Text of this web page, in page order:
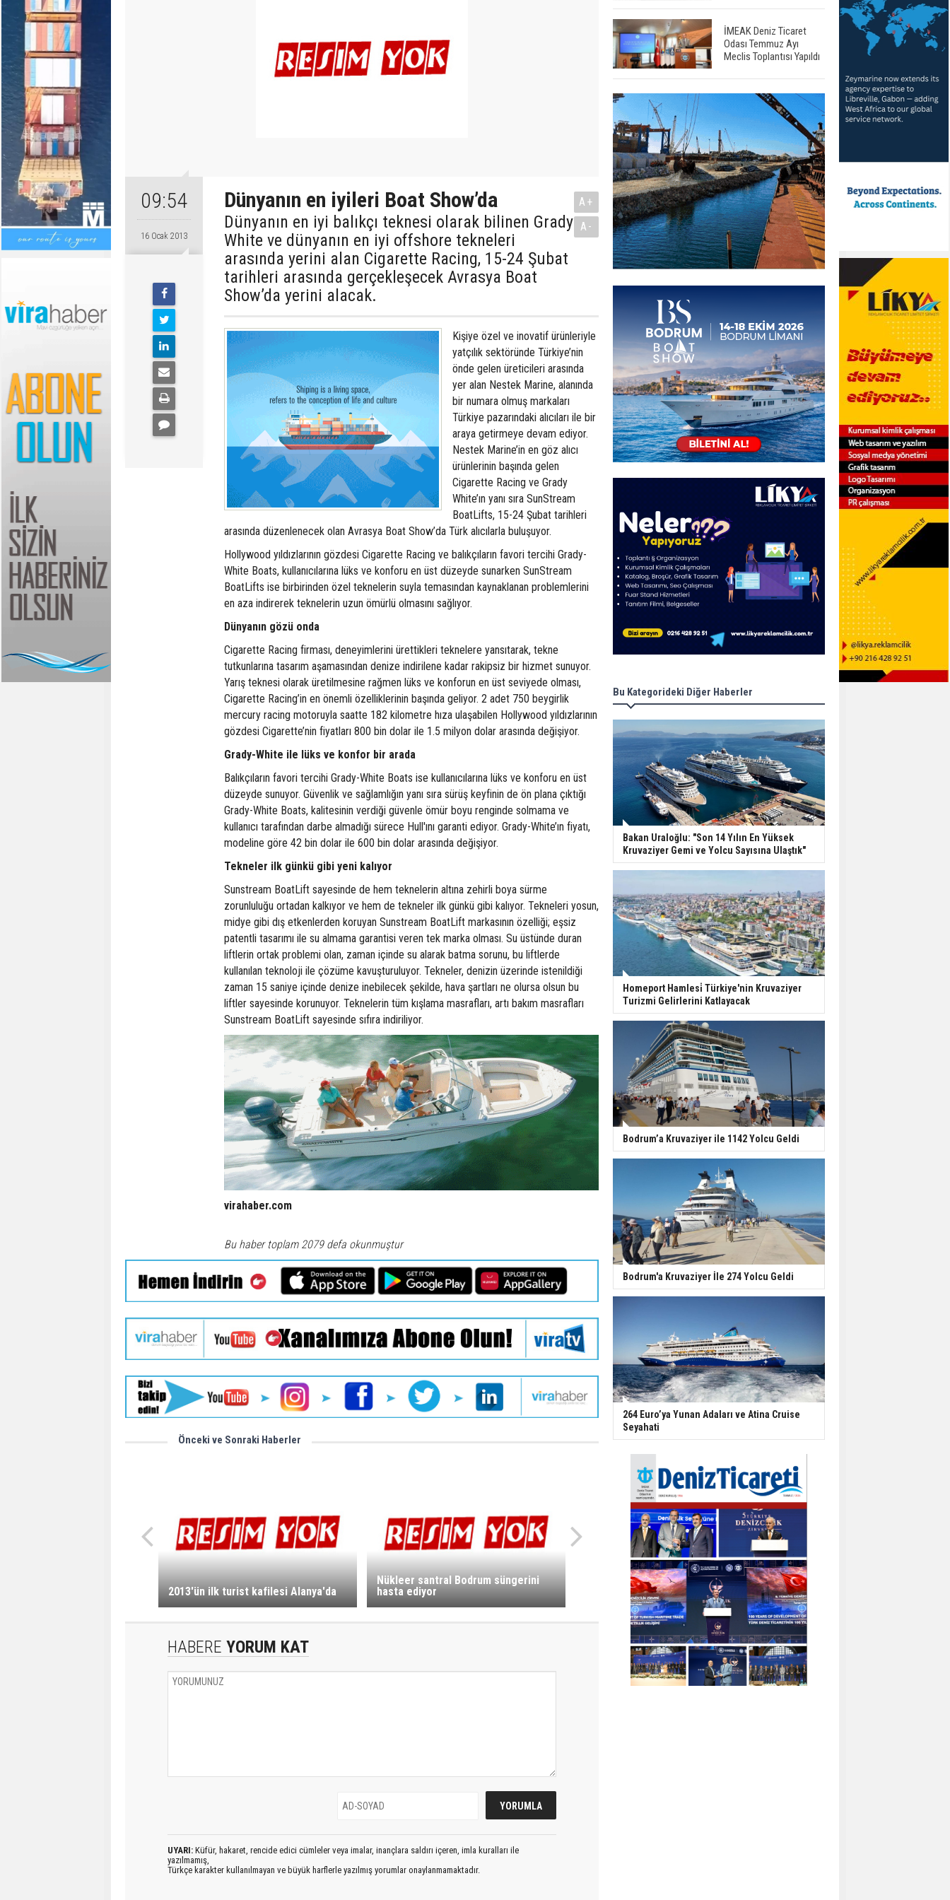
09:54
16 Ocak 2013
Dünyanın en iyileri Boat Show’da
Dünyanın en iyi balıkçı teknesi olarak bilinen Grady
White ve dünyanın en iyi offshore tekneleri
arasında yerini alan Cigarette Racing, 15-24 Şubat
tarihleri arasında gerçekleşecek Avrasya Boat
Show’da yerini alacak.
A+
A-
Kişiye özel ve inovatif ürünleriyle
yatçılık sektöründe Türkiye’nin
önde gelen üreticileri arasında
yer alan Nestek Marine, alanında
bir numara olmuş markaları
Türkiye pazarındaki alıcıları ile bir
araya getirmeye devam ediyor.
Nestek Marine’in en göz alıcı
ürünlerinin başında gelen
Cigarette Racing ve Grady
White’ın yanı sıra SunStream
BoatLifts, 15-24 Şubat tarihleri
arasında düzenlenecek olan Avrasya Boat Show’da Türk alıcılarla buluşuyor.
Hollywood yıldızlarının gözdesi Cigarette Racing ve balıkçıların favori tercihi Grady-
White Boats, kullanıcılarına lüks ve konforu en üst düzeyde sunarken SunStream
BoatLifts ise birbirinden özel teknelerin suyla temasından kaynaklanan problemlerini
en aza indirerek teknelerin uzun ömürlü olmasını sağlıyor.
Dünyanın gözü onda
Cigarette Racing firması, deneyimlerini ürettikleri teknelere yansıtarak, tekne
tutkunlarına tasarım aşamasından denize indirilene kadar rakipsiz bir hizmet sunuyor.
Yarış teknesi olarak üretilmesine rağmen lüks ve konforun en üst seviyede olması,
Cigarette Racing’in en önemli özelliklerinin başında geliyor. 2 adet 750 beygirlik
mercury racing motoruyla saatte 182 kilometre hıza ulaşabilen Hollywood yıldızlarının
gözdesi Cigarette’nin fiyatları 800 bin dolar ile 1.5 milyon dolar arasında değişiyor.
Grady-White ile lüks ve konfor bir arada
Balıkçıların favori tercihi Grady-White Boats ise kullanıcılarına lüks ve konforu en üst
düzeyde sunuyor. Güvenlik ve sağlamlığın yanı sıra sürüş keyfinin de ön plana çıktığı
Grady-White Boats, kalitesinin verdiği güvenle ömür boyu renginde solmama ve
kullanıcı tarafından darbe almadığı sürece Hull'ını garanti ediyor. Grady-White’ın fiyatı,
modeline göre 42 bin dolar ile 600 bin dolar arasında değişiyor.
Tekneler ilk günkü gibi yeni kalıyor
Sunstream BoatLift sayesinde de hem teknelerin altına zehirli boya sürme
zorunluluğu ortadan kalkıyor ve hem de tekneler ilk günkü gibi kalıyor. Tekneleri yosun,
midye gibi dış etkenlerden koruyan Sunstream BoatLift markasının özelliği; eşsiz
patentli tasarımı ile su almama garantisi veren tek marka olması. Su üstünde duran
liftlerin ortak problemi olan, zaman içinde su alarak batma sorunu, bu liftlerde
kullanılan teknoloji ile çözüme kavuşturuluyor. Tekneler, denizin üzerinde istenildiği
zaman 15 saniye içinde denize inebilecek şekilde, hava şartları ne olursa olsun bu
liftler sayesinde korunuyor. Teknelerin tüm kışlama masrafları, artı bakım masrafları
Sunstream BoatLift sayesinde sıfıra indiriliyor.
virahaber.com
Bu haber toplam 2079 defa okunmuştur
Önceki ve Sonraki Haberler
2013'ün ilk turist kafilesi Alanya'da
Nükleer santral Bodrum süngerini
hasta ediyor
HABERE YORUM KAT
UYARI: Küfür, hakaret, rencide edici cümleler veya imalar, inançlara saldırı içeren, imla kuralları ile
yazılmamış,
Türkçe karakter kullanılmayan ve büyük harflerle yazılmış yorumlar onaylanmamaktadır.
İMEAK Deniz Ticaret
Odası Temmuz Ayı
Meclis Toplantısı Yapıldı
Bu Kategorideki Diğer Haberler
Bakan Uraloğlu: "Son 14 Yılın En Yüksek
Kruvaziyer Gemi ve Yolcu Sayısına Ulaştık"
Homeport Hamlesi̇ Türkiye'nin Kruvaziyer
Turizmi Gelirlerini Katlayacak
Bodrum’a Kruvaziyer ile 1142 Yolcu Geldi
Bodrum'a Kruvaziyer İle 274 Yolcu Geldi
264 Euro’ya Yunan Adaları ve Atina Cruise
Seyahati